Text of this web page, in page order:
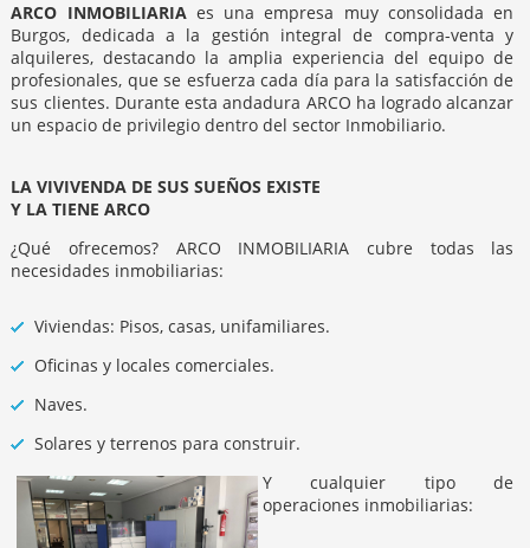
ARCO INMOBILIARIAes una empresa muy consolidada en
Burgos, dedicada a la gestión integral de compra-venta y
alquileres, destacando la amplia experiencia del equipo de
profesionales, que se esfuerza cada día para la satisfacción de
sus clientes. Durante esta andadura ARCO ha logrado alcanzar
un espacio de privilegio dentro del sector Inmobiliario.
LA VIVIVENDA DE SUS SUEÑOS EXISTE
Y LA TIENE ARCO
¿Qué ofrecemos? ARCO INMOBILIARIA cubre todas las
necesidades inmobiliarias:
Viviendas: Pisos, casas, unifamiliares.
Oficinas y locales comerciales.
Naves.
Solares y terrenos para construir.
Y cualquier tipo de
operaciones inmobiliarias: